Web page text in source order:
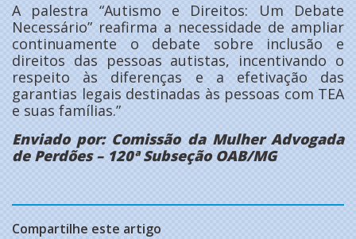
A palestra “Autismo e Direitos: Um Debate
Necessário” reafirma a necessidade de ampliar
continuamente o debate sobre inclusão e
direitos das pessoas autistas, incentivando o
respeito às diferenças e a efetivação das
garantias legais destinadas às pessoas com TEA
e suas famílias.”
Enviado por: Comissão da Mulher Advogada
de Perdões – 120ª Subseção OAB/MG
Compartilhe este artigo